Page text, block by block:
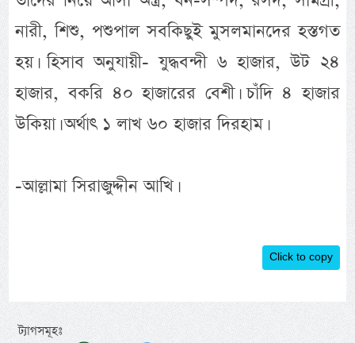
নারী, শিশু, পশুপাল সবকিছুই মুসলমানদের হস্তগত
হয়। হিসাব অনুযায়ী- যুদ্ধবন্দী ৬ হাজার, উট ২৪
হাজার, বকরি ৪০ হাজারের বেশী। চাঁদি ৪ হাজার
উকিয়া। অর্থাৎ ১ লাখ ৬০ হাজার দিরহাম।
-আল্লামা সিরাজুদ্দীন আখি।
Click to copy
ট্যাগসমূহঃ